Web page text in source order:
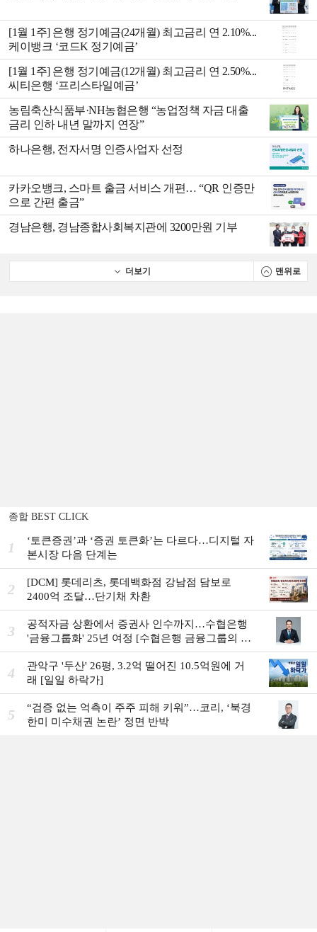
[1월 1주] 은행 정기예금(24개월) 최고금리 연 2.10%...
케이뱅크 ‘코드K 정기예금’
[1월 1주] 은행 정기예금(12개월) 최고금리 연 2.50%...
씨티은행 ‘프리스타일예금’
농림축산식품부·NH농협은행 “농업정책 자금 대출
금리 인하 내년 말까지 연장”
하나은행, 전자서명 인증사업자 선정
카카오뱅크, 스마트 출금 서비스 개편… “QR 인증만
으로 간편 출금”
경남은행, 경남종합사회복지관에 3200만원 기부
더보기 맨위로
종합 BEST CLICK
1
‘토큰증권’과 ‘증권 토큰화’는 다르다…디지털 자
본시장 다음 단계는
2
[DCM] 롯데리츠, 롯데백화점 강남점 담보로
2400억 조달…단기채 차환
3
공적자금 상환에서 증권사 인수까지…수협은행
'금융그룹화' 25년 여정 [수협은행 금융그룹의 꿈
①]
4
관악구 '두산' 26평, 3.2억 떨어진 10.5억원에 거
래 [일일 하락가]
5
“검증 없는 억측이 주주 피해 키워”…코리, ‘북경
한미 미수채권 논란’ 정면 반박